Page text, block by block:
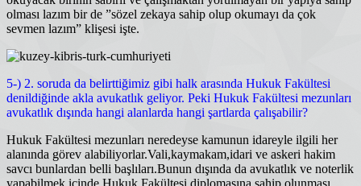
olması lazım bir de ”sözel zekaya sahip olup okumayı da çok
sevmen lazım” klişesi işte.
5-) 2. soruda da belirttiğimiz gibi halk arasında Hukuk Fakültesi
denildiğinde akla avukatlık geliyor. Peki Hukuk Fakültesi mezunları
avukatlık dışında hangi alanlarda hangi şartlarda çalışabilir?
Hukuk Fakültesi mezunları neredeyse kamunun idareyle ilgili her
alanında görev alabiliyorlar.Vali,kaymakam,idari ve askeri hakim
savcı bunlardan belli başlıları.Bunun dışında da avukatlık ve noterlik
yapabilmek içinde Hukuk Fakültesi diplomasına sahip olunması